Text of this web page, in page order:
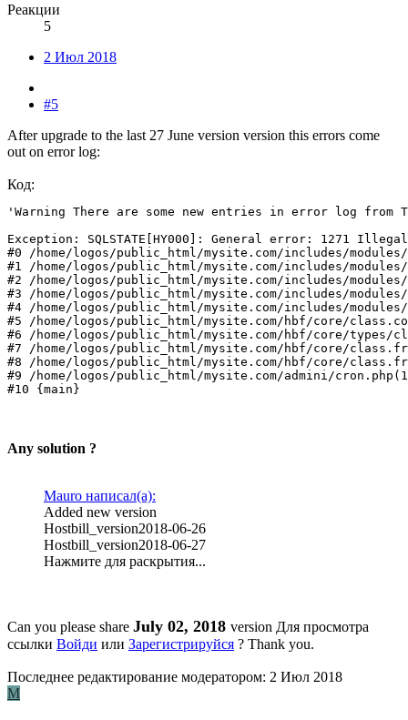
Реакции
5
2 Июл 2018
#5
After upgrade to the last 27 June version version this errors come
out on error log:
Код:
'Warning There are some new entries in error log from
Exception: SQLSTATE[HY000]: General error: 1271
#0 /home/logos/public_html/mysite.com/includes/
#1 /home/logos/public_html/mysite.com/includes/
#2 /home/logos/public_html/mysite.com/includes/
#3 /home/logos/public_html/mysite.com/includes/
#4 /home/logos/public_html/mysite.com/includes/
#5 /home/logos/public_html/mysite.com/hbf/core/
#6 /home/logos/public_html/mysite.com/hbf/core/
#7 /home/logos/public_html/mysite.com/hbf/core/
#8 /home/logos/public_html/mysite.com/hbf/core/
#9 /home/logos/public_html/mysite.com/admini/
#10 {main}
Any solution ?
Mauro написал(а):
Added new version
Hostbill_version2018-06-26
Hostbill_version2018-06-27
Нажмите для раскрытия...
Can you please share July 02, 2018 version Для просмотра
ссылки Войди или Зарегистрируйся ? Thank you.
Последнее редактирование модератором: 2 Июл 2018
M